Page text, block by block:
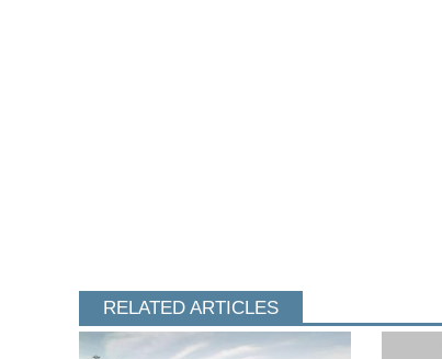
RELATED ARTICLES